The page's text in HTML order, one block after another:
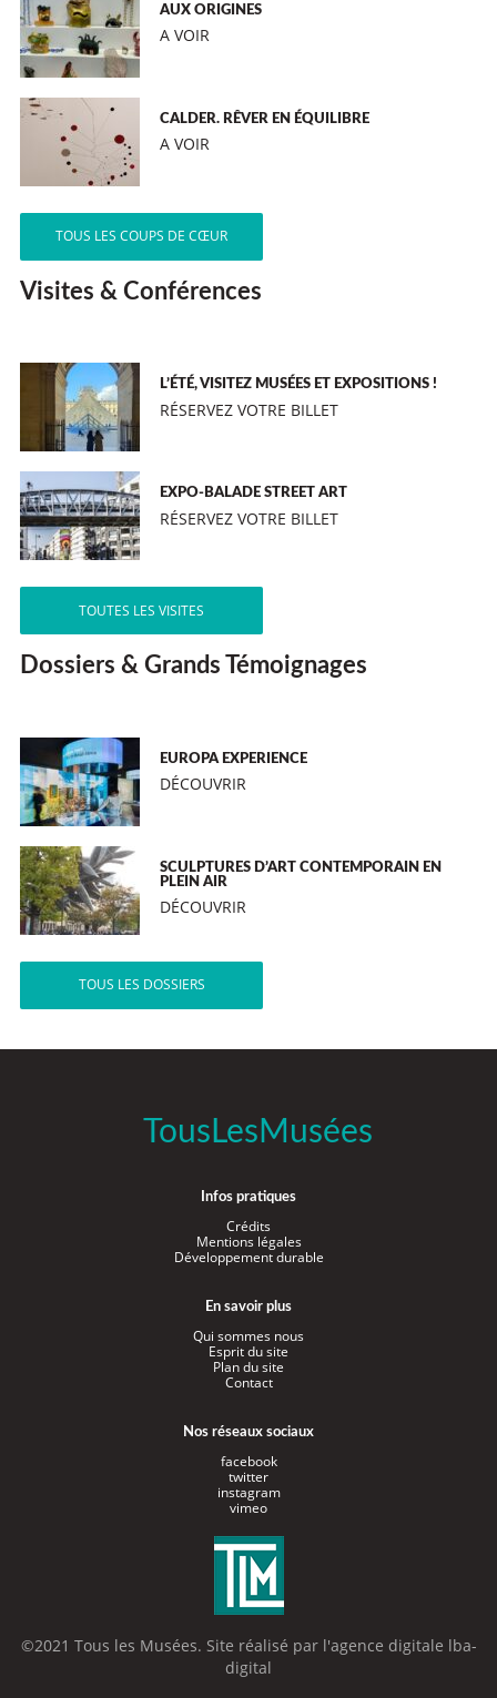
AUX ORIGINES
A VOIR
CALDER. RÊVER EN ÉQUILIBRE
A VOIR
TOUS LES COUPS DE CŒUR
Visites & Conférences
L’ÉTÉ, VISITEZ MUSÉES ET EXPOSITIONS !
RÉSERVEZ VOTRE BILLET
EXPO-BALADE STREET ART
RÉSERVEZ VOTRE BILLET
TOUTES LES VISITES
Dossiers & Grands Témoignages
EUROPA EXPERIENCE
DÉCOUVRIR
SCULPTURES D’ART CONTEMPORAIN EN
PLEIN AIR
DÉCOUVRIR
TOUS LES DOSSIERS
TousLesMusées
Infos pratiques
Crédits
Mentions légales
Développement durable
En savoir plus
Qui sommes nous
Esprit du site
Plan du site
Contact
Nos réseaux sociaux
facebook
twitter
instagram
vimeo
©2021 Tous les Musées. Site réalisé par l'agence digitale lba-
digital